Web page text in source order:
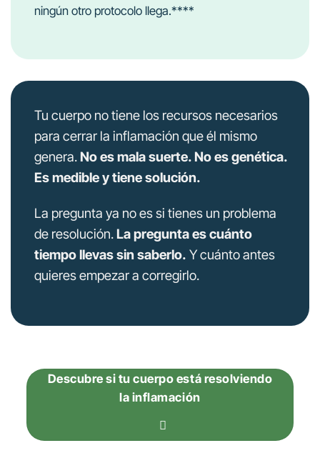
ningún otro protocolo llega.****
Tu cuerpo no tiene los recursos necesarios
para cerrar la inflamación que él mismo
genera.No es mala suerte. No es genética.
Es medible y tiene solución.
La pregunta ya no es si tienes un problema
de resolución.La pregunta es cuánto
tiempo llevas sin saberlo. Y cuánto antes
quieres empezar a corregirlo.
Descubre si tu cuerpo está resolviendo
la inflamación